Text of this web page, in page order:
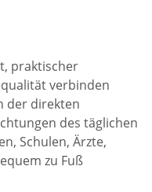
praktischer
verbinden
der direkten
des täglichen
Schulen, Ärzte,
zu Fuß